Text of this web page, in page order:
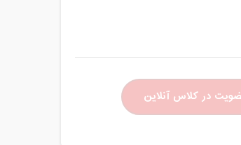
در کلاس آنلاین